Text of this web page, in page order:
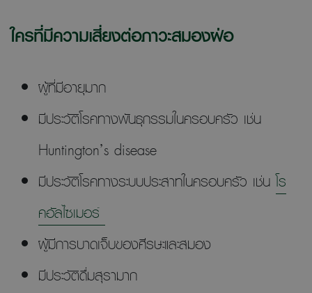
ใครที่มีความเสี่ยงต่อภาวะสมองฝ่อ
ผู้ที่มีอายุมาก
มีประวัติโรคทางพันธุกรรมในครอบครัว เช่น
Huntington’s disease
มีประวัติโรคทางระบบประสาทในครอบครัว เช่นโร
คอัลไซเมอร์
ผู้มีการบาดเจ็บของศีรษะและสมอง
มีประวัติดื่มสุรามาก